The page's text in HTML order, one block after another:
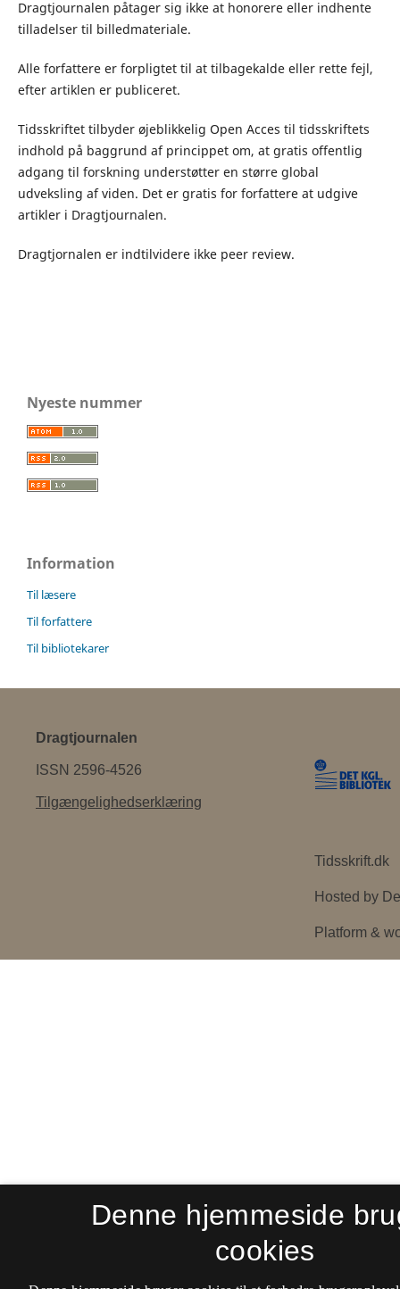
Dragtjournalen påtager sig ikke at honorere eller indhente
tilladelser til billedmateriale.
Alle forfattere er forpligtet til at tilbagekalde eller rette fejl,
efter artiklen er publiceret.
Tidsskriftet tilbyder øjeblikkelig Open Acces til tidsskriftets
indhold på baggrund af princippet om, at gratis offentlig
adgang til forskning understøtter en større global
udveksling af viden. Det er gratis for forfattere at udgive
artikler i Dragtjournalen.
Dragtjornalen er indtilvidere ikke peer review.
Nyeste nummer
Information
Til læsere
Til forfattere
Til bibliotekarer
Dragtjournalen
ISSN 2596-4526
Tilgængelighedserklæring
Denne hjemmeside
cookies